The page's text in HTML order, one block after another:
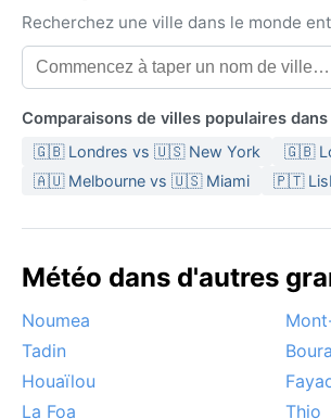
Recherchez une ville dans le monde
Comparaisons de villes populaires
🇬🇧 Londres vs 🇺🇸 New York 🇬🇧
🇦🇺 Melbourne vs 🇺🇸 Miami
🇵🇹
Météo dans d'autres
Noumea
Tadin
Houaïlou
La Foa
Thio